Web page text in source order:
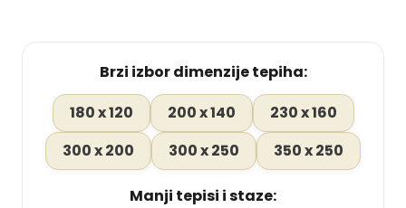
Brzi izbor dimenzije tepiha:
180 x 120
200 x 140
230 x 160
300 x 200
300 x 250 350 x 250
Manji tepisi i staze: